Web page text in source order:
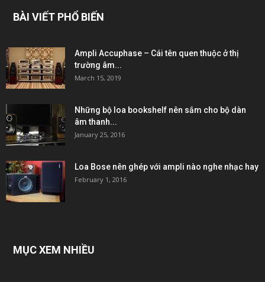
BÀI VIẾT PHỔ BIẾN
Ampli Accuphase – Cái tên quen thuộc ở thị
trường âm...
March 15, 2019
Những bộ loa bookshelf nên sắm cho bộ dàn
âm thanh...
January 25, 2016
Loa Bose nên ghép với ampli nào nghe nhạc hay
February 1, 2016
MỤC XEM NHIỀU